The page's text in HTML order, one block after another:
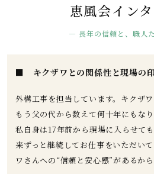
恵風会イン
— 長年の信頼と、職人
■ キクザワとの関係性と現場の
外構工事を担当しています。キクザ
もう父の代から数えて何十年にもなり
私自身は17年前から現場に入らせて
来ずっと継続してお仕事をいただい
ワさんへの“信頼と安心感”があるか